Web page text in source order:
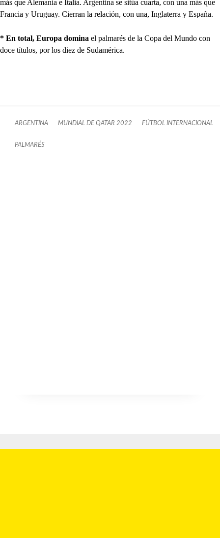
más que Alemania e Italia. Argentina se sitúa cuarta, con una más que
Francia y Uruguay. Cierran la relación, con una, Inglaterra y España.
* En total, Europa domina el palmarés de la Copa del Mundo con
doce títulos, por los diez de Sudamérica.
ARGENTINA MUNDIAL DE QATAR 2022 FÚTBOL INTERNACIONAL
PALMARÉS